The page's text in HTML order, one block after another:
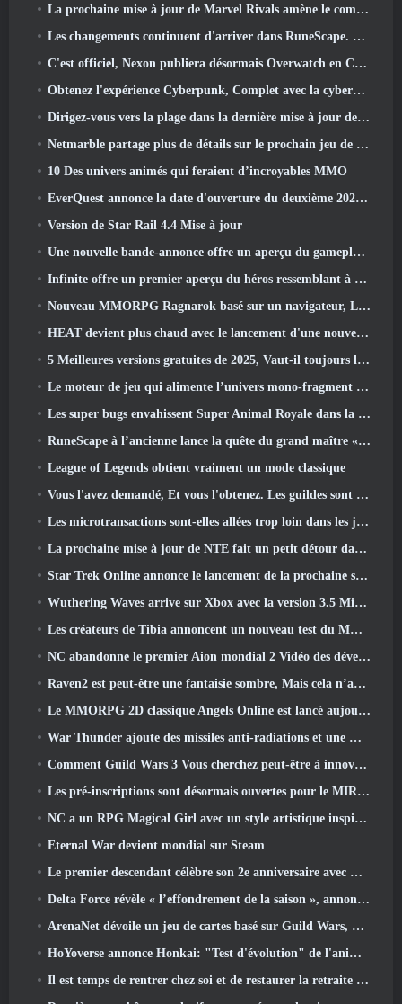
La prochaine mise à jour de Marvel Rivals amène le combat contre les dieux
Les changements continuent d'arriver dans RuneScape. Cette fois, c'est le logement des joueurs
C'est officiel, Nexon publiera désormais Overwatch en Corée du Sud
Obtenez l'expérience Cyberpunk, Complet avec la cyberpsychose, Dans le prochain événement crossover d’Apex Legends
Dirigez-vous vers la plage dans la dernière mise à jour de Palia
Netmarble partage plus de détails sur le prochain jeu de mise à niveau solo, Mise à niveau en solo: KARMA à l’Anime Expo
10 Des univers animés qui feraient d’incroyables MMO
EverQuest annonce la date d'ouverture du deuxième 2026 Serveur d'extension temporisé
Version de Star Rail 4.4 Mise à jour
Une nouvelle bande-annonce offre un aperçu du gameplay de Silver Palace
Infinite offre un premier aperçu du héros ressemblant à une sirène à venir dans le printemps-été 2013: Lumière du soir
Nouveau MMORPG Ragnarok basé sur un navigateur, L'univers Ragnarok annoncé
HEAT devient plus chaud avec le lancement d'une nouvelle carte du désert
5 Meilleures versions gratuites de 2025, Vaut-il toujours la peine d'y jouer 2026?
Le moteur de jeu qui alimente l’univers mono-fragment d’Eve Online est désormais open source
Les super bugs envahissent Super Animal Royale dans la mise à jour « Super Natural »
RuneScape à l’ancienne lance la quête du grand maître « La Lune de sang se lève », Mettre fin à une série de quêtes de 20 ans
League of Legends obtient vraiment un mode classique
Vous l'avez demandé, Et vous l'obtenez. Les guildes sont maintenant disponibles dans Eterspire
Les microtransactions sont-elles allées trop loin dans les jeux gratuits?
La prochaine mise à jour de NTE fait un petit détour dans un jeu de table fantastique
Star Trek Online annonce le lancement de la prochaine saison « Undiscovered »
Wuthering Waves arrive sur Xbox avec la version 3.5 Mise à jour
Les créateurs de Tibia annoncent un nouveau test du MMORPG Zombie à l'ancienne, Persister en ligne
NC abandonne le premier Aion mondial 2 Vidéo des développeurs, Partager des détails sur le jeu
Raven2 est peut-être une fantaisie sombre, Mais cela n’arrête pas les plaisirs de l’été
Le MMORPG 2D classique Angels Online est lancé aujourd'hui dans le monde entier
War Thunder ajoute des missiles anti-radiations et une mesure de soutien électronique dans la mise à jour de la cavalerie lourde
Comment Guild Wars 3 Vous cherchez peut-être à innover dans l’espace MMO
Les pré-inscriptions sont désormais ouvertes pour le MIRESI de Smilegate: Un avenir invisible
NC a un RPG Magical Girl avec un style artistique inspiré de l’anime des années 90 en préparation
Eternal War devient mondial sur Steam
Le premier descendant célèbre son 2e anniversaire avec Descendant Fest 2026 Flux
Delta Force révèle « l’effondrement de la saison », annonce la collaboration Rainbow Six Siege
ArenaNet dévoile un jeu de cartes basé sur Guild Wars, Lié par la brume
HoYoverse annonce Honkai: "Test d'évolution" de l'anime Nexus
Il est temps de rentrer chez soi et de restaurer la retraite heureuse là où les vents se rencontrent